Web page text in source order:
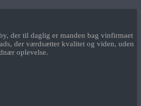
der til daglig er manden bag vinfirmaet
der værdsætter kvalitet og viden, uden
oplevelse.